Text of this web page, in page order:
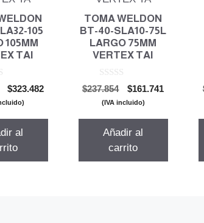
105
105MM
TAI
El
precio
era:
$475.708.
$323.482El
al
TOMA WELDON
BT-40-SLA10-75L
LARGO 75MM
VERTEX TAI
0
d
e
$237.854
El
precio
era:
$237.854.
$161.741
(IVA incluido)
Añadir al
carrito